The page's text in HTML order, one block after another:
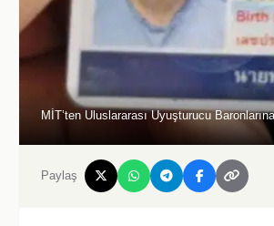
MİT’ten Uluslararası Uyuşturucu
Paylaş